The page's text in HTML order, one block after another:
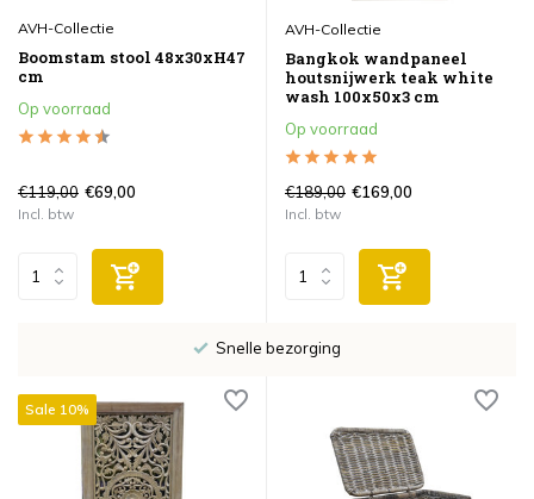
AVH-Collectie
Boomstam stool 48x30xH47
cm
Op voorraad
€119,00 €69,00
Incl. btw
AVH-Collectie
Bangkok wandpaneel
houtsnijwerk teak white
wash 100x50x3 cm
Op voorraad
€189,00 €169,00
Incl. btw
Snelle bezorging
Sale 10%